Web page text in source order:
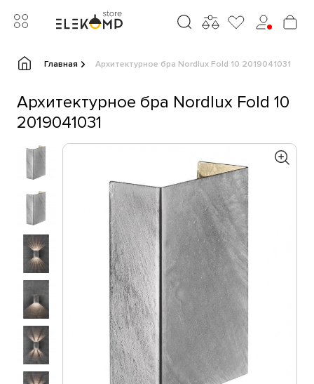
Главная Архитектурное бра Nordlux Fold 10 2019041031
Архитектурное бра Nordlux Fold 10
2019041031